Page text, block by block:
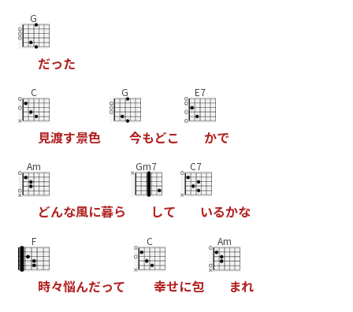
G
だった
C
見渡す景色
G
今もどこ
E7
かで
Am
どんな風に暮ら
Gm7
して
C7
いるかな
F
時々悩んだって
C
幸せに包
Am
まれ